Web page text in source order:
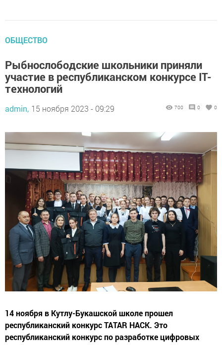
ОБЩЕСТВО
Рыбнослободские школьники приняли
участие в республиканском конкурсе IT-
технологий
admin, 15 ноября 2023 - 09:29 700 0 0
14 ноября в Кутлу-Букашской школе прошел
республиканский конкурс TATAR HACK. Это
республиканский конкурс по разработке цифровых